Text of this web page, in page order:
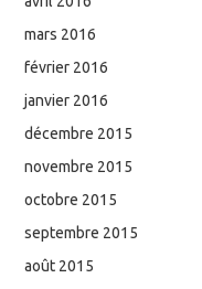
mars 2016
février 2016
janvier 2016
décembre 2015
novembre 2015
octobre 2015
septembre 2015
août 2015